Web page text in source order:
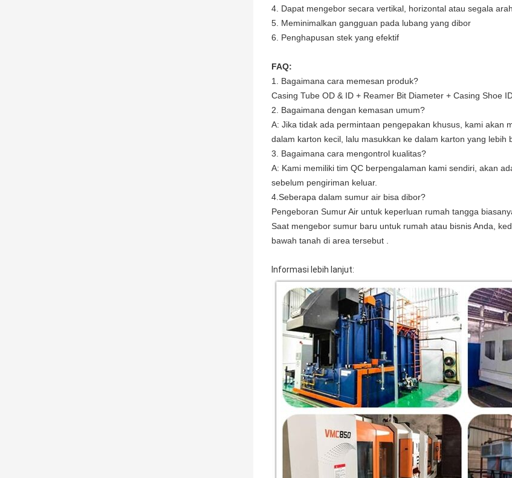
4. Dapat mengebor secara vertikal, horizontal atau segala arah
5. Meminimalkan gangguan pada lubang yang dibor
6. Penghapusan stek yang efektif
FAQ:
1. Bagaimana cara memesan produk?
Casing Tube OD & ID + Reamer Bit Diameter + Casing Shoe
2. Bagaimana dengan kemasan umum?
A: Jika tidak ada permintaan pengepakan khusus, kami akan
dalam karton kecil, lalu masukkan ke dalam karton yang
3. Bagaimana cara mengontrol kualitas?
A: Kami memiliki tim QC berpengalaman kami sendiri, akan
sebelum pengiriman keluar.
4.Seberapa dalam sumur air bisa dibor?
Pengeboran Sumur Air untuk keperluan rumah tangga
Saat mengebor sumur baru untuk rumah atau bisnis Anda,
bawah tanah di area tersebut .
Informasi lebih lanjut: